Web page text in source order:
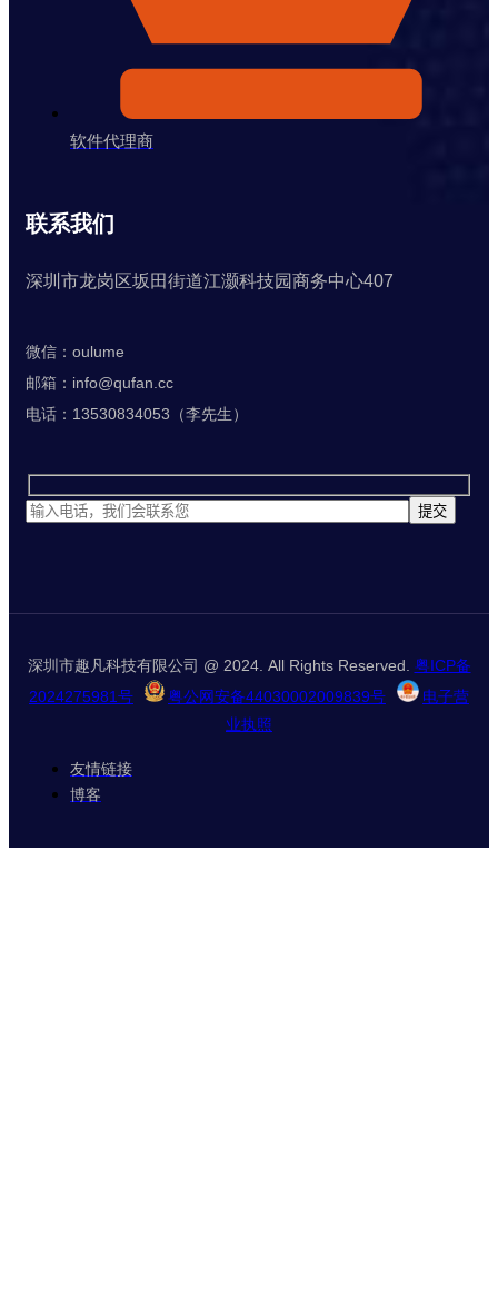
软件代理商
联系我们
深圳市龙岗区坂田街道江灏科技园商务中心407
微信：oulume
邮箱：info@qufan.cc
电话：13530834053（李先生）
深圳市趣凡科技有限公司 @ 2024. All Rights Reserved. 粤ICP备
2024275981号
粤公网安备44030002009839号
电子营
业执照
友情链接
博客